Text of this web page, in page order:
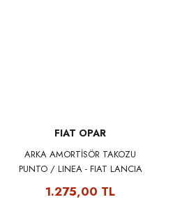
FIAT OPAR
ARKA AMORTİSÖR TAKOZU
PUNTO / LINEA - FIAT LANCIA
1.275,00 TL